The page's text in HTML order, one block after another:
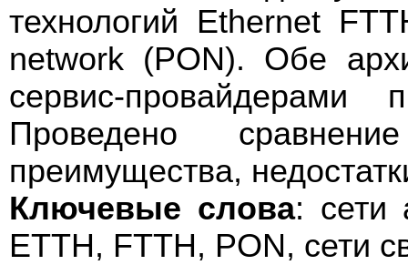
технологий Ethernet
network (PON). Обе
сервис-
Проведено
преимущества,
Ключевые слова: сети
ETTH, FTTH, PON, сети